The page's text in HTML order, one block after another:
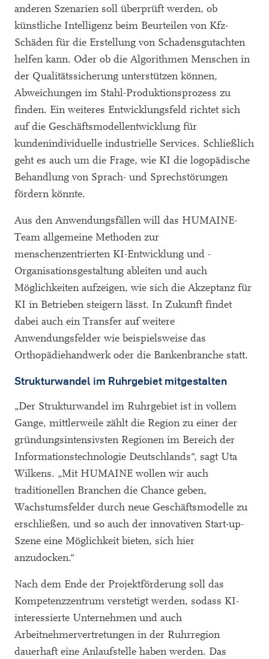
anderen Szenarien soll überprüft werden, ob
künstliche Intelligenz beim Beurteilen von Kfz-
Schäden für die Erstellung von Schadensgutachten
helfen kann. Oder ob die Algorithmen Menschen in
der Qualitätssicherung unterstützen können,
Abweichungen im Stahl-Produktionsprozess zu
finden. Ein weiteres Entwicklungsfeld richtet sich
auf die Geschäftsmodellentwicklung für
kundenindividuelle industrielle Services. Schließlich
geht es auch um die Frage, wie KI die logopädische
Behandlung von Sprach- und Sprechstörungen
fördern könnte.
Aus den Anwendungsfällen will das HUMAINE-
Team allgemeine Methoden zur
menschenzentrierten KI-Entwicklung und -
Organisationsgestaltung ableiten und auch
Möglichkeiten aufzeigen, wie sich die Akzeptanz für
KI in Betrieben steigern lässt. In Zukunft findet
dabei auch ein Transfer auf weitere
Anwendungsfelder wie beispielsweise das
Orthopädiehandwerk oder die Bankenbranche statt.
Strukturwandel im Ruhrgebiet mitgestalten
„Der Strukturwandel im Ruhrgebiet ist in vollem
Gange, mittlerweile zählt die Region zu einer der
gründungsintensivsten Regionen im Bereich der
Informationstechnologie Deutschlands“, sagt Uta
Wilkens. „Mit HUMAINE wollen wir auch
traditionellen Branchen die Chance geben,
Wachstumsfelder durch neue Geschäftsmodelle zu
erschließen, und so auch der innovativen Start-up-
Szene eine Möglichkeit bieten, sich hier
anzudocken.“
Nach dem Ende der Projektförderung soll das
Kompetenzzentrum verstetigt werden, sodass KI-
interessierte Unternehmen und auch
Arbeitnehmervertretungen in der Ruhrregion
dauerhaft eine Anlaufstelle haben werden. Das